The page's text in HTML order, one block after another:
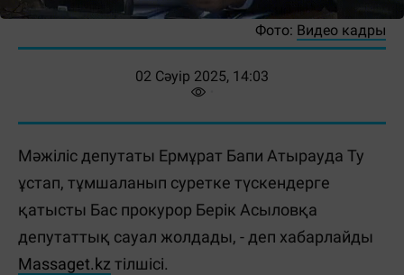
Фото: Видео кадры
02 Сәуір 2025, 14:03
Мәжіліс депутаты Ермұрат Бапи Атырауда Ту
ұстап, тұмшаланып суретке түскендерге
қатысты Бас прокурор Берік Асыловқа
депутаттық сауал жолдады, - деп хабарлайды
Massaget.kzтілшісі.